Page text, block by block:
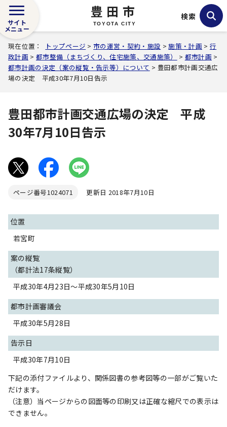
豊田市
TOYOTA CITY
サイト
メニュー
検索
現在位置： トップページ >市の運営・契約・施設 >施策・計画> 行
政計画> 都市整備（まちづくり、住宅施策、交通施策） > 都市計画>
都市計画の決定（案の縦覧・告示等）について > 豊田都市計画交通広
場の決定 平成30年7月10日告示
豊田都市計画交通広場の決定 平成
30年7月10日告示
ページ番号1024071 更新日 2018年7月10日
位置
若宮町
案の縦覧
（都計法17条縦覧）
平成30年4月23日～平成30年5月10日
都市計画審議会
平成30年5月28日
告示日
平成30年7月10日
下記の添付ファイルより、関係図書の参考図等の一部がご覧いた
だけます。
（注意）当ページからの図面等の印刷又は正確な縮尺での表示は
できません。